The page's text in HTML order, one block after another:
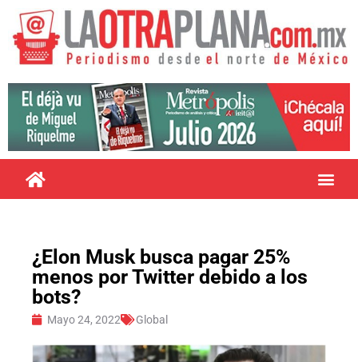
¿Elon Musk busca pagar 25%
menos por Twitter debido a los
bots?
Mayo 24, 2022 Global